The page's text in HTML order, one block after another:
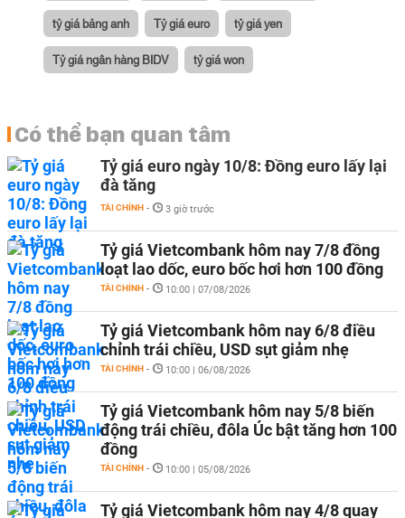
tỷ giá bảng anh Tỷ giá euro tỷ giá yen
Tỷ giá ngân hàng BIDV tỷ giá won
Có thể bạn quan tâm
Tỷ giá euro ngày 10/8: Đồng euro lấy lại
đà tăng
TÀI CHÍNH - 3 giờ trước
Tỷ giá Vietcombank hôm nay 7/8 đồng
loạt lao dốc, euro bốc hơi hơn 100 đồng
TÀI CHÍNH - 10:00 | 07/08/2026
Tỷ giá Vietcombank hôm nay 6/8 điều
chỉnh trái chiều, USD sụt giảm nhẹ
TÀI CHÍNH - 10:00 | 06/08/2026
Tỷ giá Vietcombank hôm nay 5/8 biến
động trái chiều, đôla Úc bật tăng hơn 100
đồng
TÀI CHÍNH - 10:00 | 05/08/2026
Tỷ giá Vietcombank hôm nay 4/8 quay